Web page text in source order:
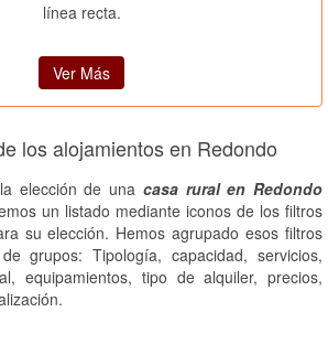
línea recta.
Ver Más
los alojamientos en Redondo
elección de una casa rural en Redondo
un listado mediante iconos de los filtros
su elección. Hemos agrupado esos filtros
grupos: Tipología, capacidad, servicios,
equipamientos, tipo de alquiler, precios,